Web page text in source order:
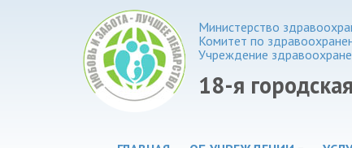
Министерство
Комитет по
Учреждение
18-я